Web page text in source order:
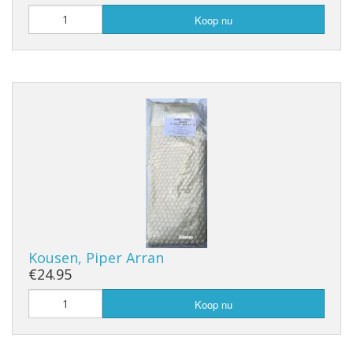
Koop nu
Kousen, Piper Arran
€24.95
Koop nu